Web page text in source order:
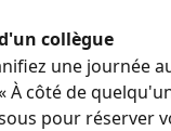
collègue
une journée
À côté de
pour réserver